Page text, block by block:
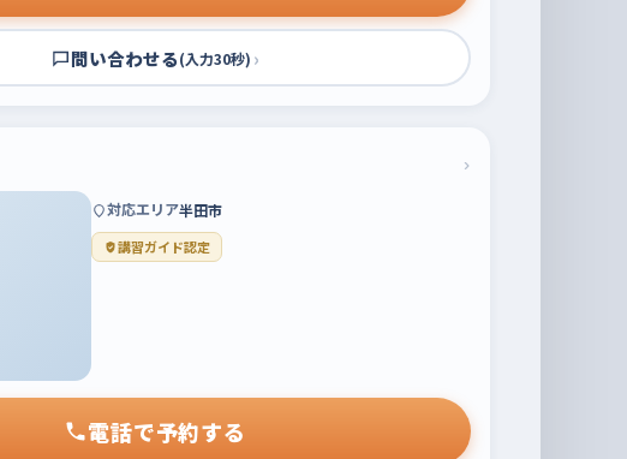
問い合わせる(入力30秒) ›
›
対応エリア半田市
講習ガイド認定
電話で予約する